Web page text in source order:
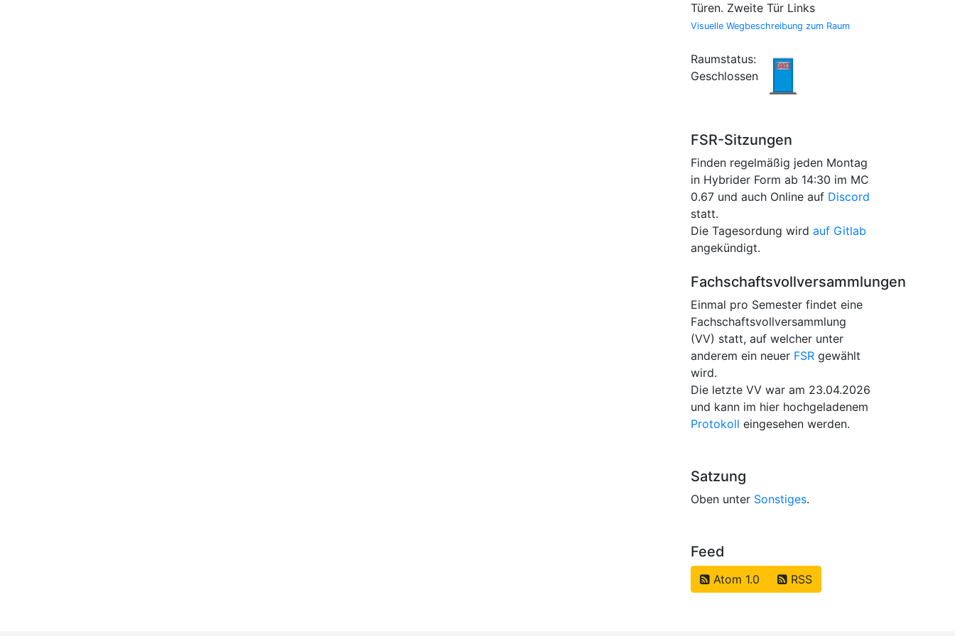
Türen. Zweite Tür Links
Visuelle Wegbeschreibung zum Raum
Raumstatus:
Geschlossen
FSR-Sitzungen
Finden regelmäßig jeden Montag
in Hybrider Form ab 14:30 im MC
0.67 und auch Online auf Discord
statt.
Die Tagesordung wird auf Gitlab
angekündigt.
Fachschaftsvollversammlungen
Einmal pro Semester findet eine
Fachschaftsvollversammlung
(VV) statt, auf welcher unter
anderem ein neuer FSR gewählt
wird.
Die letzte VV war am 23.04.2026
und kann im hier hochgeladenem
Protokoll eingesehen werden.
Satzung
Oben unter Sonstiges.
Feed
Atom 1.0 RSS